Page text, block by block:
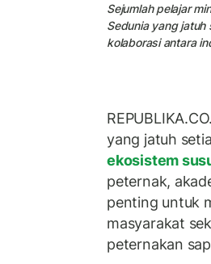
Sejumlah pelajar
Sedunia yang jatuh
kolaborasi antara
yang jatuh
ekosistem
peternak,
penting untuk
masyarakat
peternakan